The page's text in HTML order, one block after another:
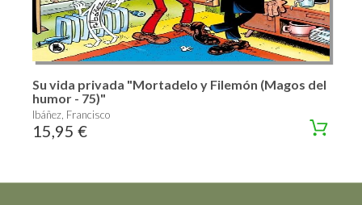
Su vida privada "Mortadelo y Filemón (Magos del
humor - 75)"
Ibáñez, Francisco
15,95 €